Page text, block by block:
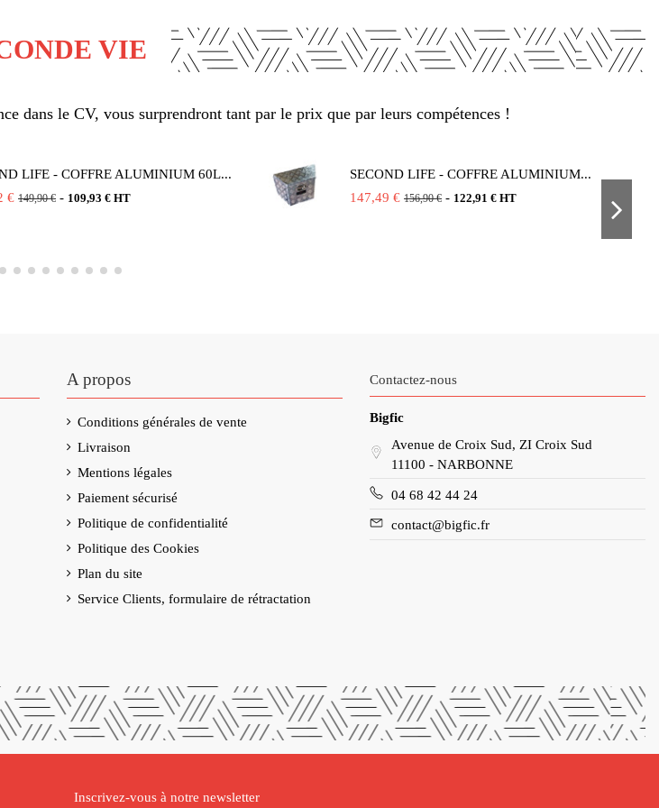
VIE
dans le CV, vous surprendront tant par le prix que par leurs compétences !
LIFE - COFFRE ALUMINIUM 60L...
€ 149,90 € - 109,93 € HT
SECOND LIFE - COFFRE ALUMINIUM...
147,49 € 156,90 € - 122,91 € HT
A propos
Conditions générales de vente
Livraison
Mentions légales
Paiement sécurisé
Politique de confidentialité
Politique des Cookies
Plan du site
Service Clients, formulaire de rétractation
Contactez-nous
Bigfic
Avenue de Croix Sud, ZI Croix Sud
11100 - NARBONNE
04 68 42 44 24
contact@bigfic.fr
Inscrivez-vous à notre newsletter